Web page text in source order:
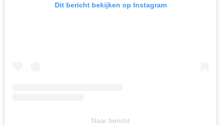
Dit bericht bekijken op Instagram
Naar bericht